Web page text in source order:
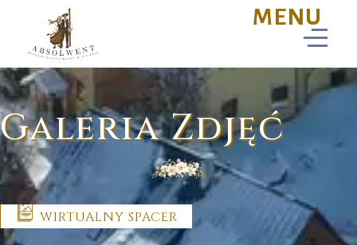
Galeria Zdjęć
WIRTUALNY SPACER